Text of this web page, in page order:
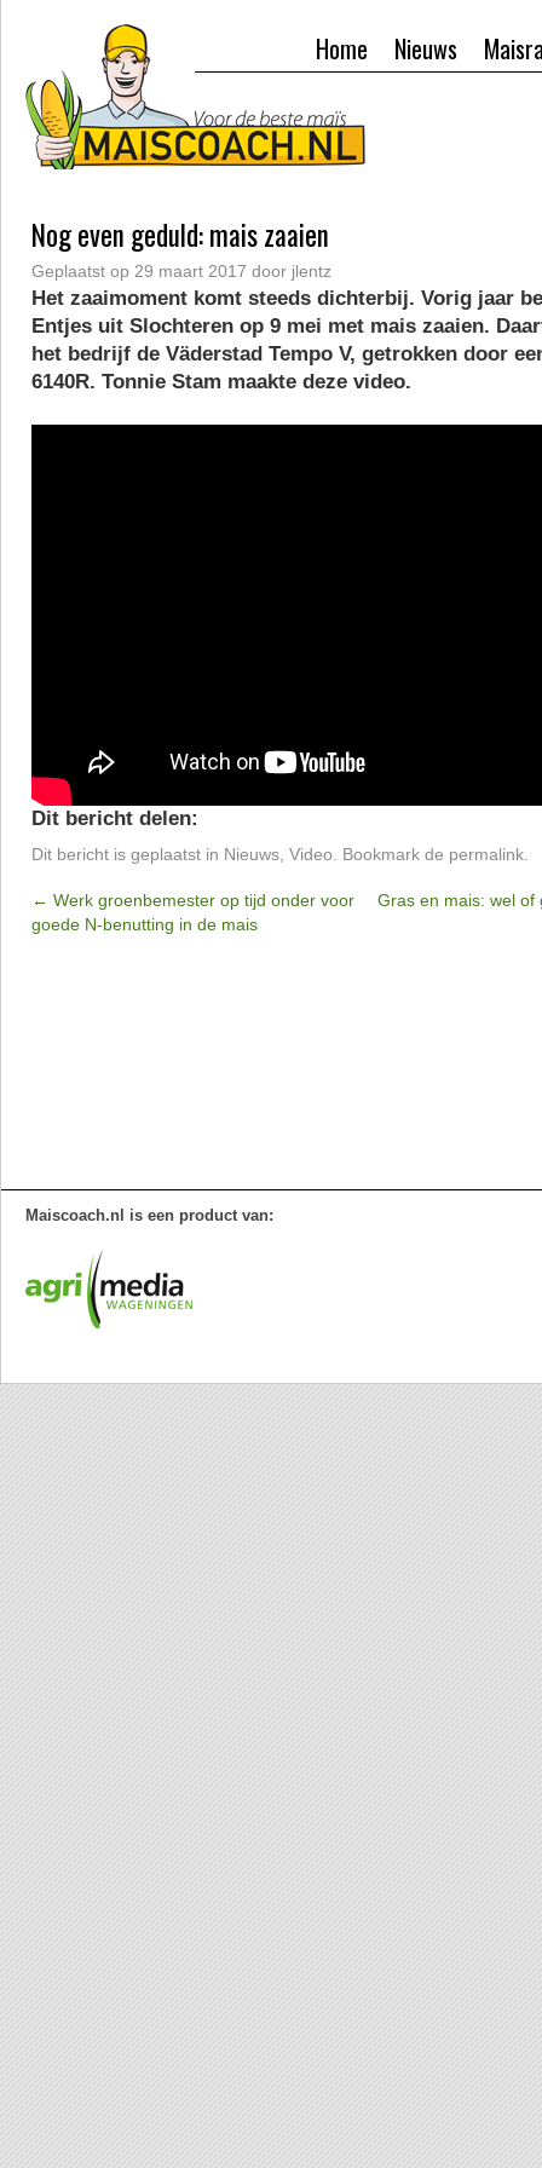
Nieuws
Home
Nog even geduld: mais zaaien
Geplaatst op 29 maart 2017 door jlentz
Het zaaimoment komt steeds dichterbij. Vorig jaar
Entjes uit Slochteren op 9 mei met mais zaaien.
het bedrijf de Väderstad Tempo V, getrokken door
6140R. Tonnie Stam maakte deze video.
Dit bericht delen:
Dit bericht is geplaatst in Nieuws Video . Bookmark de permalink
← Werk groenbemester op tijd onder voor
goede N-benutting in de mais
Gras en mais: wel of
Maiscoach.nl is een product van: